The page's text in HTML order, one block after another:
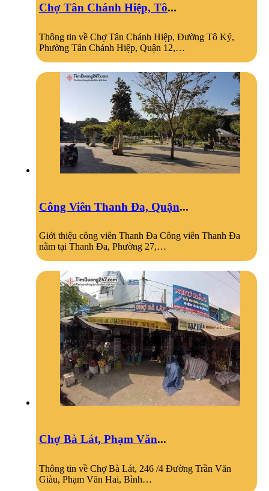
Chợ Tân Chánh Hiệp, Tô...
Thông tin về Chợ Tân Chánh Hiệp, Đường Tô Ký,
Phường Tân Chánh Hiệp, Quận 12,…
Công Viên Thanh Đa, Quận...
Giới thiệu công viên Thanh Đa Công viên Thanh Đa
nằm tại Thanh Đa, Phường 27,…
Chợ Bà Lát, Phạm Văn...
Thông tin về Chợ Bà Lát, 246 /4 Đường Trần Văn
Giàu, Phạm Văn Hai, Bình…